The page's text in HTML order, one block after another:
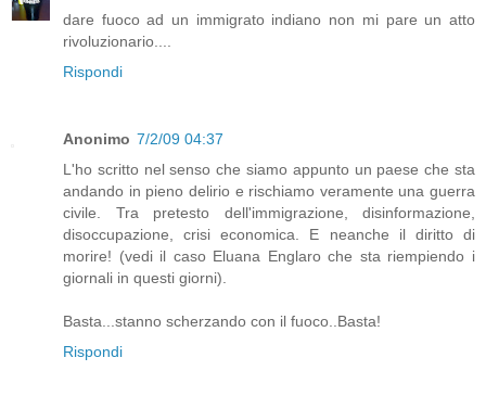
dare fuoco ad un immigrato indiano non mi pare un atto
rivoluzionario....
Rispondi
Anonimo 7/2/09 04:37
L'ho scritto nel senso che siamo appunto un paese che sta
andando in pieno delirio e rischiamo veramente una guerra
civile. Tra pretesto dell'immigrazione, disinformazione,
disoccupazione, crisi economica. E neanche il diritto di
morire! (vedi il caso Eluana Englaro che sta riempiendo i
giornali in questi giorni).
Basta...stanno scherzando con il fuoco..Basta!
Rispondi